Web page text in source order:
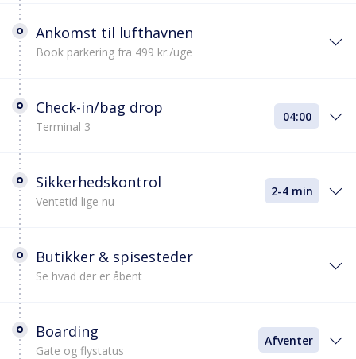
Ankomst til lufthavnen
Book parkering fra 499 kr./uge
Check-in/bag drop
Terminal 3
04:00
Sikkerhedskontrol
Ventetid lige nu
2-4 min
Butikker & spisesteder
Se hvad der er åbent
Boarding
Gate og flystatus
Afventer